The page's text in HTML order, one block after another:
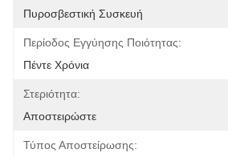
Πυροσβεστική Συσκευή
Περίοδος Εγγύησης Ποιότητας:
Πέντε Χρόνια
Στεριότητα:
Αποστειρώστε
Τύπος Αποστείρωσης: